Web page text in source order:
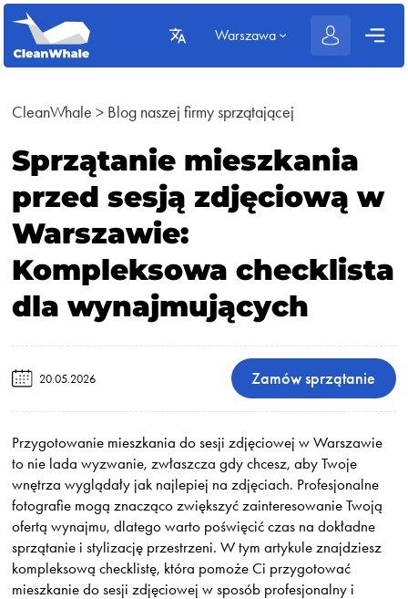
Warszawa
CleanWhale > Blog naszej firmy sprzątającej
Sprzątanie mieszkania
przed sesją zdjęciową w
Warszawie:
Kompleksowa checklista
dla wynajmujących
20.05.2026 Zamów sprzątanie
Przygotowanie mieszkania do sesji zdjęciowej w Warszawie
to nie lada wyzwanie, zwłaszcza gdy chcesz, aby Twoje
wnętrza wyglądały jak najlepiej na zdjęciach. Profesjonalne
fotografie mogą znacząco zwiększyć zainteresowanie Twoją
ofertą wynajmu, dlatego warto poświęcić czas na dokładne
sprzątanie i stylizację przestrzeni. W tym artykule znajdziesz
kompleksową checklistę, która pomoże Ci przygotować
mieszkanie do sesji zdjęciowej w sposób profesjonalny i